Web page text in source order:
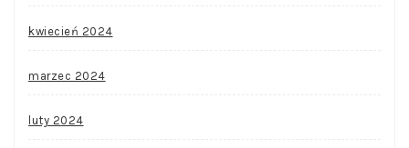
kwiecień 2024
marzec 2024
luty 2024